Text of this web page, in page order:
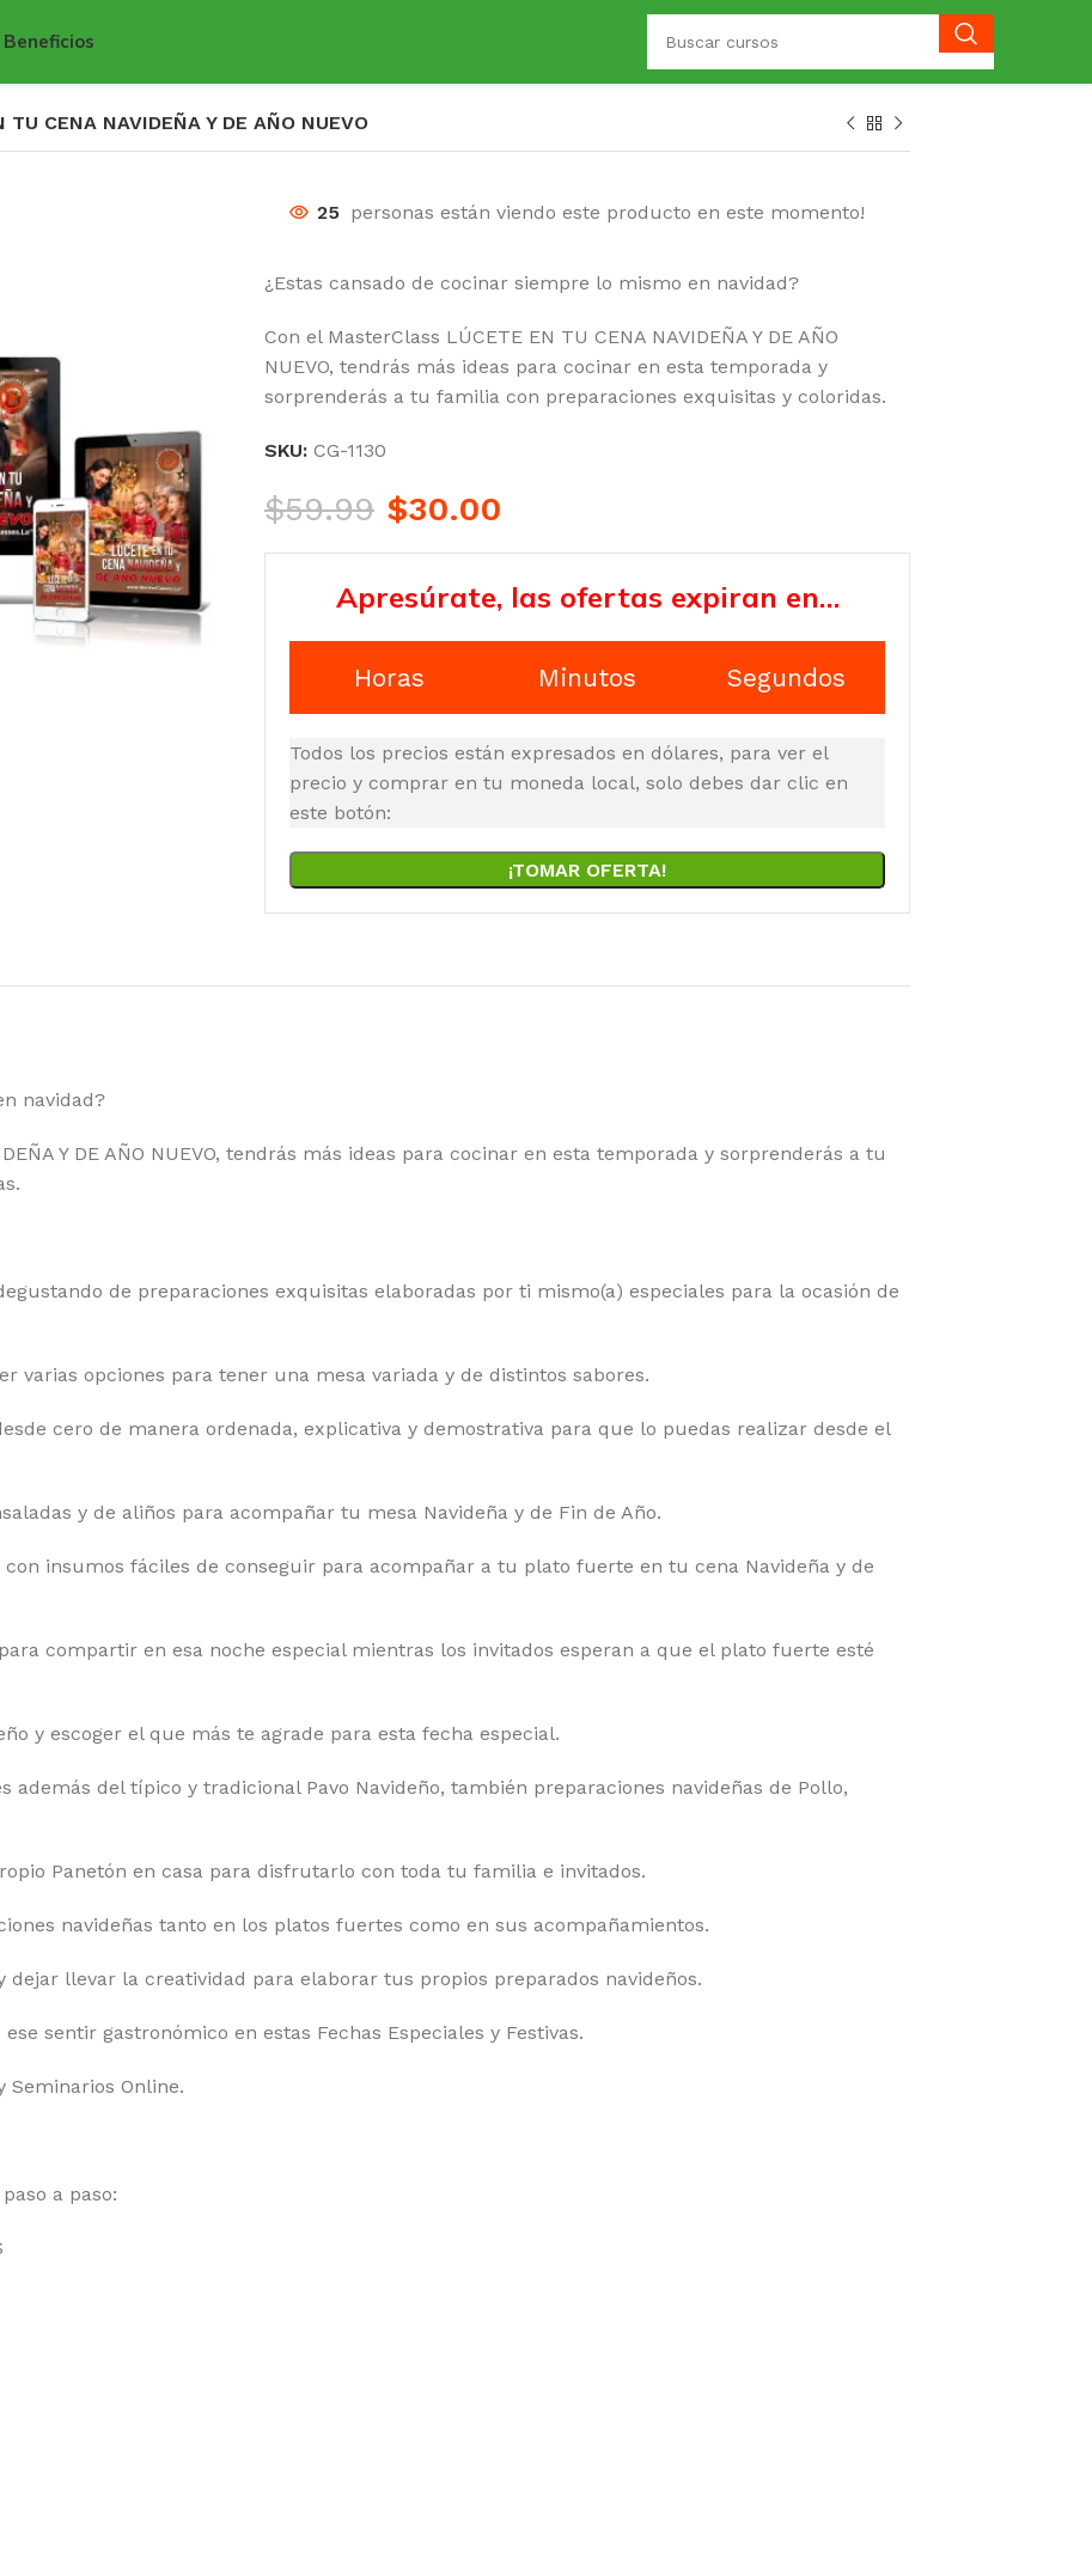
Beneficios
TU CENA NAVIDEÑA Y DE AÑO NUEVO
25 personas están viendo este producto en este momento!
¿Estas cansado de cocinar siempre lo mismo en navidad?
Con el MasterClass LÚCETE EN TU CENA NAVIDEÑA Y DE AÑO
NUEVO, tendrás más ideas para cocinar en esta temporada y
sorprenderás a tu familia con preparaciones exquisitas y coloridas.
SKU: CG-1130
$59.99 $30.00
Apresúrate, las ofertas expiran en…
Horas Minutos Segundos
Todos los precios están expresados en dólares, para ver el
precio y comprar en tu moneda local, solo debes dar clic en
este botón:
¡TOMAR OFERTA!
navidad?
Y DE AÑO NUEVO, tendrás más ideas para cocinar en esta temporada y sorprenderás a tu
de preparaciones exquisitas elaboradas por ti mismo(a) especiales para la ocasión de
varias opciones para tener una mesa variada y de distintos sabores.
cero de manera ordenada, explicativa y demostrativa para que lo puedas realizar desde el
y de aliños para acompañar tu mesa Navideña y de Fin de Año.
insumos fáciles de conseguir para acompañar a tu plato fuerte en tu cena Navideña y de
compartir en esa noche especial mientras los invitados esperan a que el plato fuerte esté
y escoger el que más te agrade para esta fecha especial.
del típico y tradicional Pavo Navideño, también preparaciones navideñas de Pollo,
Panetón en casa para disfrutarlo con toda tu familia e invitados.
navideñas tanto en los platos fuertes como en sus acompañamientos.
llevar la creatividad para elaborar tus propios preparados navideños.
sentir gastronómico en estas Fechas Especiales y Festivas.
Online.
a paso: